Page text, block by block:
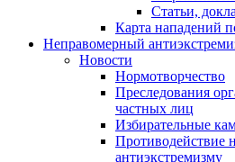
Статьи,
Карта нападений
Неправомерный
Новости
Нормотворчество
Преследования
частных лиц
Избирательные
Противодействие
антиэкстремизму